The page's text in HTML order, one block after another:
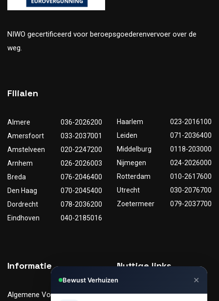
NIWO gecertificeerd voor beroepsgoederenvervoer over de
weg.
Filialen
Almere
036-2026200
Amersfoort
033-2037001
Amstelveen
020-2247200
Arnhem
026-2026003
Breda
076-2046400
Den Haag
070-2045400
Dordrecht
078-2036200
Eindhoven
040-2185016
Haarlem
023-2016100
Leiden
071-2036400
Middelburg
0118-203000
Nijmegen
024-2026000
Rotterdam
010-2617600
Utrecht
030-2076700
Zoetermeer
079-2037700
Informatie
Algemene Voorwaarden
Nuttige links
Tarieven
Bewust Verhuizen ✕
Hi, Kunnen we je helpen met